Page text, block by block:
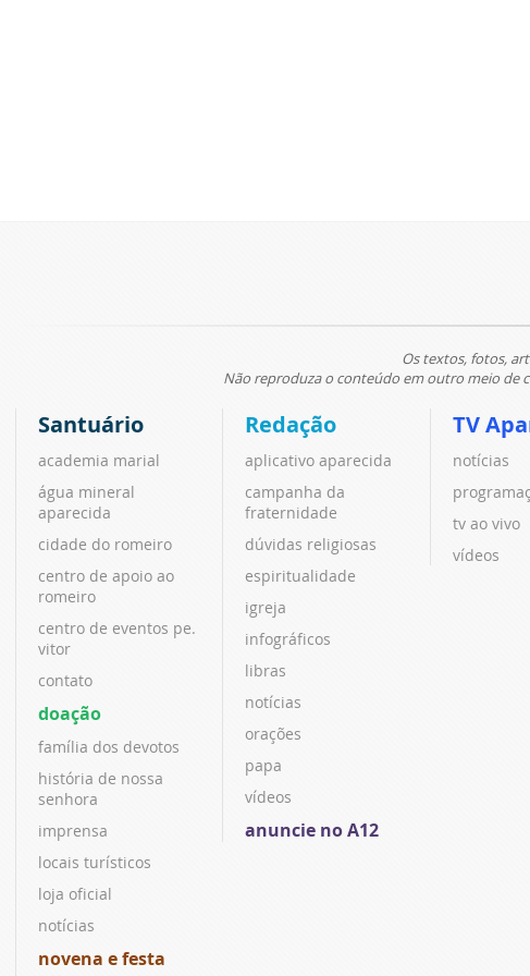
Os textos, fotos,
Não reproduza o conteúdo em outro meio de
Santuário
academia marial
água mineral
aparecida
cidade do romeiro
centro de apoio ao
romeiro
centro de eventos pe.
vitor
contato
doação
família dos devotos
história de nossa
senhora
imprensa
locais turísticos
loja oficial
notícias
novena e festa
Redação
aplicativo aparecida
campanha da
fraternidade
dúvidas religiosas
espiritualidade
igreja
infográficos
libras
notícias
orações
papa
vídeos
anuncie no A12
TV
notícias
tv ao vivo
vídeos